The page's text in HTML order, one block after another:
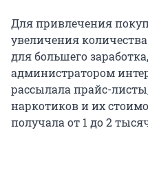
Для привлечения
увеличения
для большего
администратором
рассылала прайс-
наркотиков и их
получала от 1 до 2